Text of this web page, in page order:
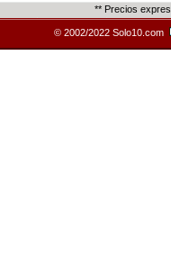
** Precios
© 2002/2022 Solo10.com